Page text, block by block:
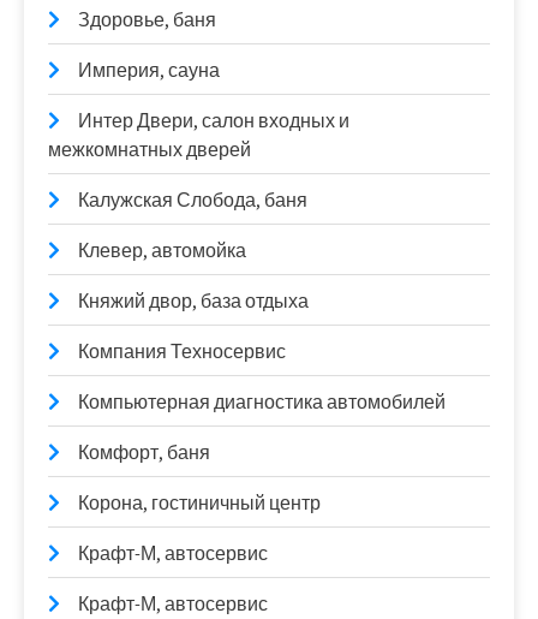
Здоровье, баня
Империя, сауна
Интер Двери, салон входных и
межкомнатных дверей
Калужская Слобода, баня
Клевер, автомойка
Княжий двор, база отдыха
Компания Техносервис
Компьютерная диагностика автомобилей
Комфорт, баня
Корона, гостиничный центр
Крафт-М, автосервис
Крафт-М, автосервис